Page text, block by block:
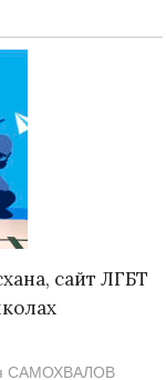
сайт ЛГБТ
САМОХВАЛОВ